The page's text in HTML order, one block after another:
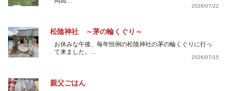
2026/07/22
松陰神社 ～茅の輪くぐり～
お休みな午後、毎年恒例の松陰神社の茅の輪くぐりに行っ
て来ました。…
2026/07/15
親父ごはん